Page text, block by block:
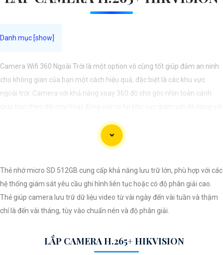
Camera Wifi 360 Ngoài Trời là một option vô cùng tốt giúp đảm an ninh
cho không gian của bạn một cách hiệu quả, đặc biệt là các khu vực
ngoài trời. Camera với khả năng xoay 360 độ cho góc nhìn toàn cảnh
các chi tiết trong khung hình sẽ được thể hiện rõ ràng.
Camera được thiết kế chắc chắn, chống nước và chống bụi giúp camera
ngoài trời, bạn có thể yên tâm mà không cần lo lắng về việc bị xâm nhập
hoặc mất trội tài sản.
Thẻ nhớ micro SD 512GB cung cấp khả năng lưu trữ lớn, phù hợp với các
hệ thống giám sát yêu cầu ghi hình liên tục hoặc có độ phân giải cao.
Thẻ giúp camera lưu trữ dữ liệu video từ vài ngày đến vài tuần và thậm
chí là đến vài tháng, tùy vào chuẩn nén và độ phân giải.
LẮP CAMERA H.265+ HIKVISION